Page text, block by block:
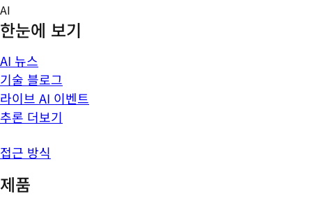
Skip
to
content
AI
한눈에 보기
AI 뉴스
기술 블로그
라이브 AI 이벤트
추론 더보기
접근 방식
제품